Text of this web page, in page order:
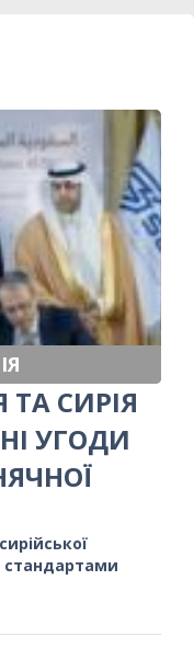
ТА СИРІЯ
УГОДИ